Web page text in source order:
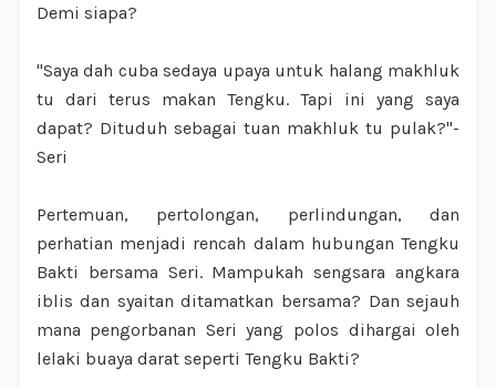
Demi siapa?
"Saya dah cuba sedaya upaya untuk halang makhluk
tu dari terus makan Tengku. Tapi ini yang saya
dapat? Dituduh sebagai tuan makhluk tu pulak?"-
Seri
Pertemuan, pertolongan, perlindungan, dan
perhatian menjadi rencah dalam hubungan Tengku
Bakti bersama Seri. Mampukah sengsara angkara
iblis dan syaitan ditamatkan bersama? Dan sejauh
mana pengorbanan Seri yang polos dihargai oleh
lelaki buaya darat seperti Tengku Bakti?